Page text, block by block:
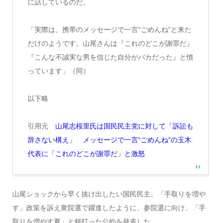
に話しているのだ。
「実際は、携帯のメッセージで一言“ごめんね”と来た
だけのようです。山尾さんは『これのどこが謝罪だ』
『こんな不誠実な男を信じた自分がバカだった』と憤
っています」（同）
以下略
引用元 山尾志桜里氏は国民民主党に対して「訴訟も
辞さない構え」 メッセージで一言“ごめんね”の玉木
代表に「これのどこが謝罪だ」と激怒
山尾ショックから早く抜け出したい国民民主。「手取りを増や
す」政策を訴え衆院選で躍進したように、参院選に向け、「手